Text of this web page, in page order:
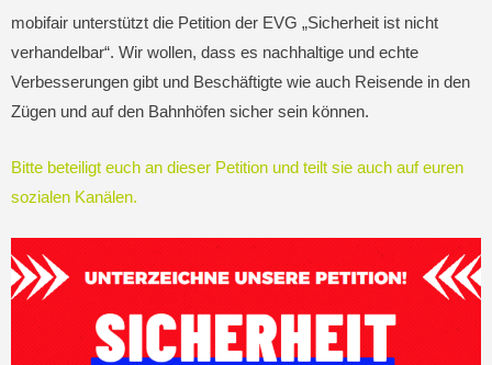
mobifair unterstützt die Petition der EVG „Sicherheit ist nicht
verhandelbar“. Wir wollen, dass es nachhaltige und echte
Verbesserungen gibt und Beschäftigte wie auch Reisende in den
Zügen und auf den Bahnhöfen sicher sein können.
Bitte beteiligt euch an dieser Petition und teilt sie auch auf euren
sozialen Kanälen.